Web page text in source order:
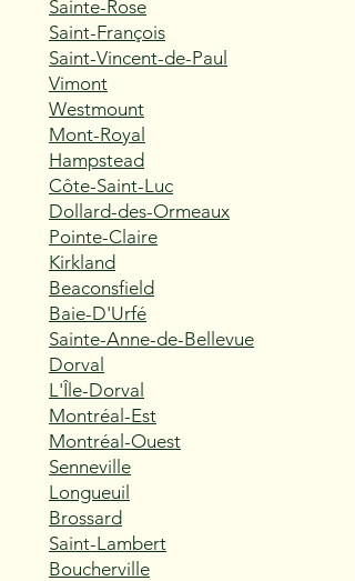
Sainte-Rose
Saint-François
Saint-Vincent-de-Paul
Vimont
Westmount
Mont-Royal
Hampstead
Côte-Saint-Luc
Dollard-des-Ormeaux
Pointe-Claire
Kirkland
Beaconsfield
Baie-D'Urfé
Sainte-Anne-de-Bellevue
Dorval
L'Île-Dorval
Montréal-Est
Montréal-Ouest
Senneville
Longueuil
Brossard
Saint-Lambert
Boucherville